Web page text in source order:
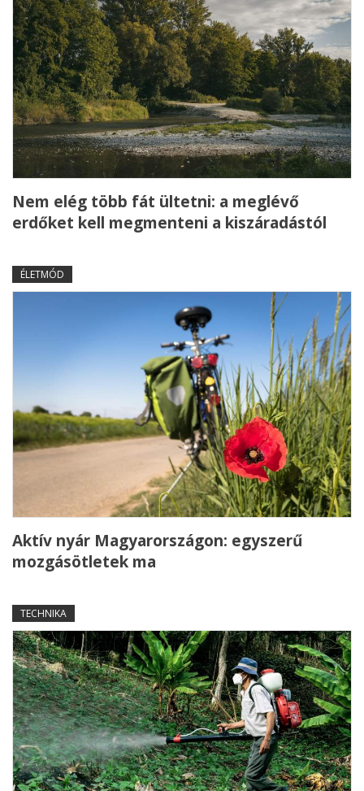
Nem elég több fát ültetni: a meglévő
erdőket kell megmenteni a kiszáradástól
ÉLETMÓD
Aktív nyár Magyarországon: egyszerű
mozgásötletek ma
TECHNIKA